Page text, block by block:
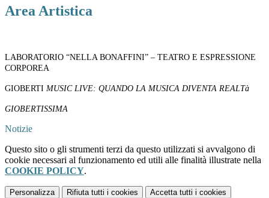
Area Artistica
LABORATORIO “NELLA BONAFFINI” – TEATRO E ESPRESSIONE
CORPOREA
GIOBERTI MUSIC LIVE: QUANDO LA MUSICA DIVENTA REALTà
GIOBERTISSIMA
Notizie
Questo sito o gli strumenti terzi da questo utilizzati si avvalgono di
cookie necessari al funzionamento ed utili alle finalità illustrate nella
COOKIE POLICY.
Personalizza Rifiuta tutti i cookies Accetta tutti i cookies